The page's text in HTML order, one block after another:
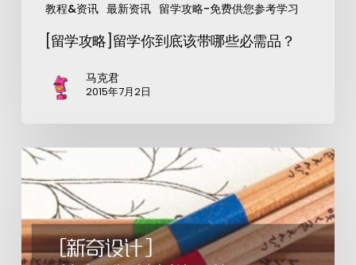
教程&资讯 最新资讯 留学攻略-免费供您参考学习
[留学攻略]留学你到底该带哪些必需品？
马克君
2015年7月2日